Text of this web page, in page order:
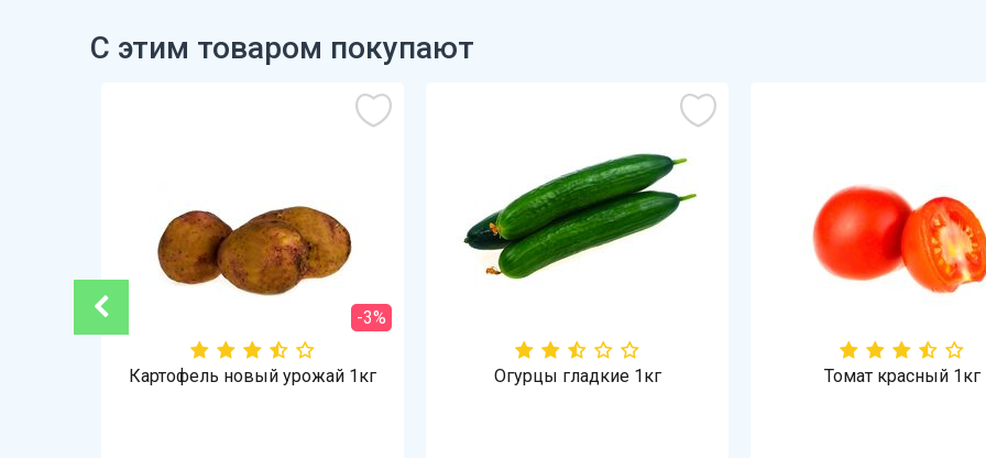
С этим товаром покупают
-3%
Картофель новый урожай 1кг Огурцы гладкие 1кг Томат красный 1кг